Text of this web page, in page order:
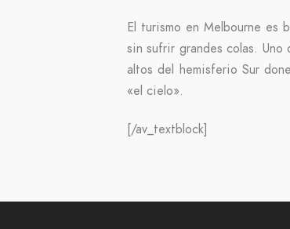
El turismo en Melbourne es
sin sufrir grandes colas.
altos del hemisferio Sur
«el cielo».
[/av_textblock]